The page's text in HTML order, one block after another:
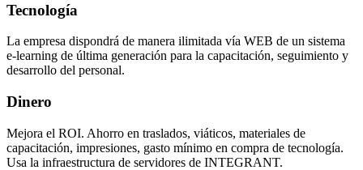
Tecnología
La empresa dispondrá de manera ilimitada vía WEB de un sistema
e-learning de última generación para la capacitación, seguimiento y
desarrollo del personal.
Dinero
Mejora el ROI. Ahorro en traslados, viáticos, materiales de
capacitación, impresiones, gasto mínimo en compra de tecnología.
Usa la infraestructura de servidores de INTEGRANT.